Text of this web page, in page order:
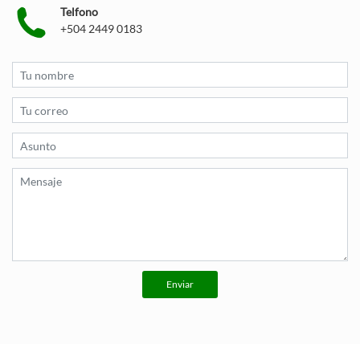
Telfono
+504 2449 0183
Enviar